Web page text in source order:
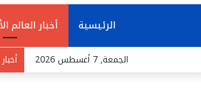
الرئيسية أخبار العالم
الجمعة, 7 أغسطس 2026